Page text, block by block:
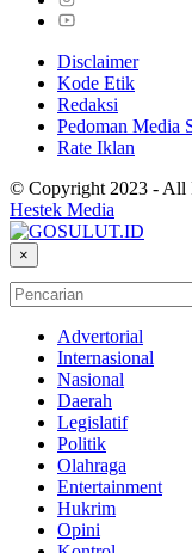
Disclaimer
Kode Etik
Redaksi
Pedoman Media
Rate Iklan
© Copyright 2023 - All
Hestek Media
×
Advertorial
Internasional
Nasional
Daerah
Legislatif
Politik
Olahraga
Entertainment
Hukrim
Opini